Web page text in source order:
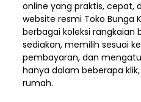
online yang praktis, cepat,
website resmi Toko Bunga
berbagai koleksi rangkaian
sediakan, memilih sesuai
pembayaran, dan
hanya dalam beberapa
rumah.